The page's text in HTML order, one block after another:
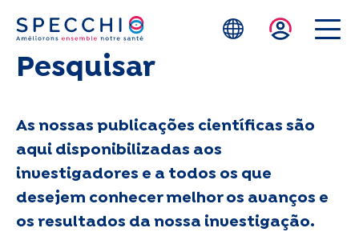
Skip to main content
Pesquisar
As nossas publicações científicas são
aqui disponibilizadas aos
investigadores e a todos os que
desejem conhecer melhor os avanços e
os resultados da nossa investigação.